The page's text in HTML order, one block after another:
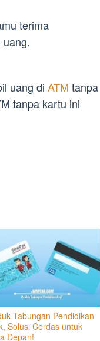
terima
uang di ATM tanpa
tanpa kartu ini
Tabungan Pendidikan
Solusi Cerdas untuk
Depan!